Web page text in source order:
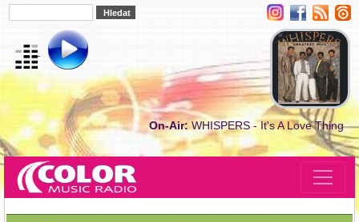
On-Air: WHISPERS - It's A Love Thing